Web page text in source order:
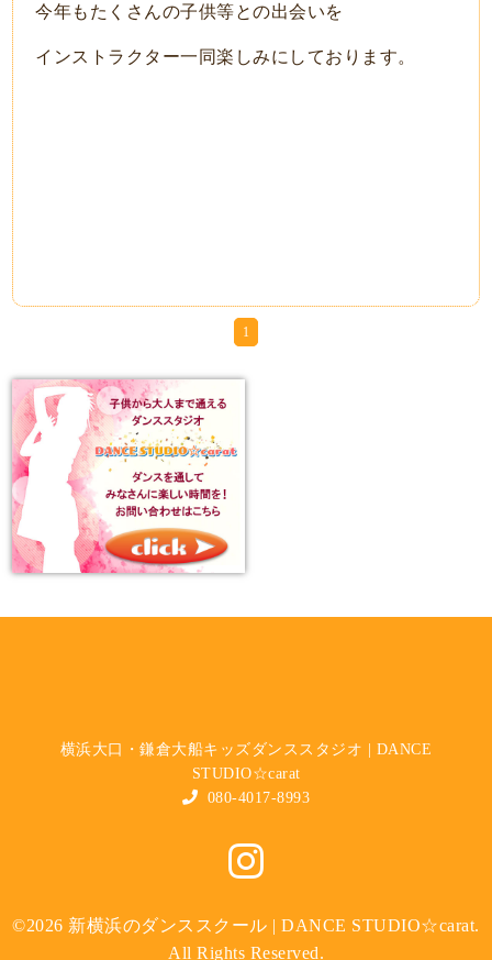
今年もたくさんの子供等との出会いを
インストラクター一同楽しみにしております。
1
横浜大口・鎌倉大船キッズダンススタジオ | DANCE
STUDIO☆carat
080-4017-8993
©2026 新横浜のダンススクール | DANCE STUDIO☆carat.
All Rights Reserved.